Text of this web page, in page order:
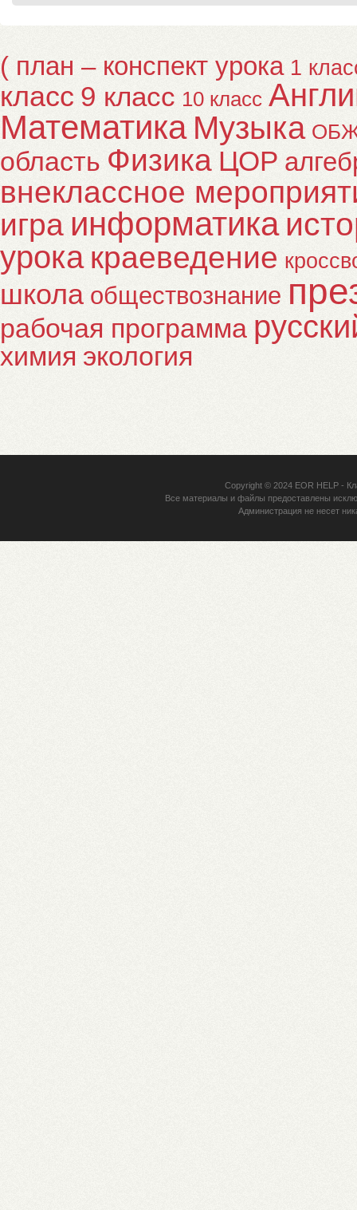
( план – конспект урока 1
класс 9 класс 10 класс
Математика Музыка
область Физика ЦОР
внеклассное
игра информатика
урока краеведение
школа обществознание
рабочая программа
химия экология
Copyright © 2024 EOR HELP-
Все материалы и файлы предоставлены
Администрация не несет